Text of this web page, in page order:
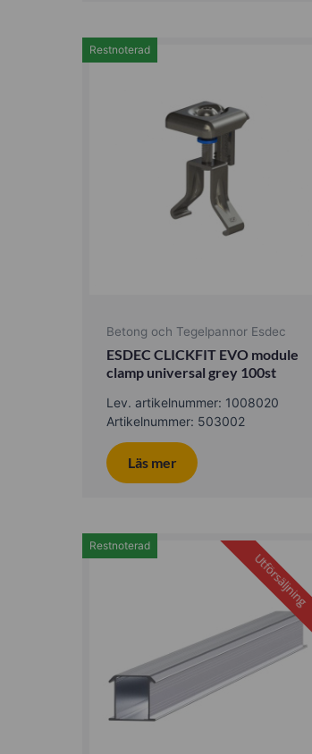
Betong och Tegelpannor Esdec
ESDEC CLICKFIT EVO module
clamp universal grey 100st
Lev. artikelnummer: 1008020
Artikelnummer: 503002
Restnoterad
Läs mer
Utförsäljning
Restnoterad